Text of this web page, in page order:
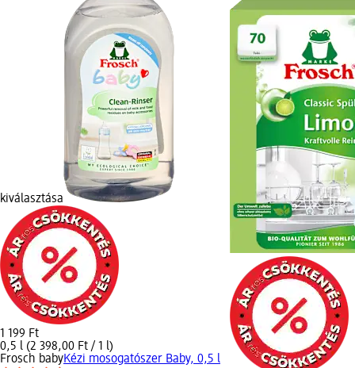
kiválasztása
1 199 Ft
0,5 l (2 398,00 Ft / 1 l)
Frosch babyKézi mosogatószer Baby, 0,5 l